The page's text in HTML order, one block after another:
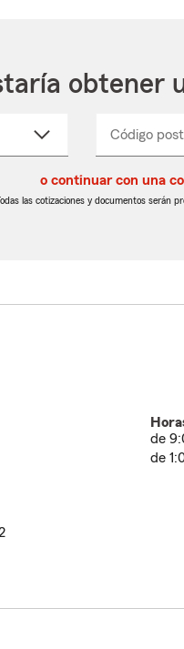
obtener
Código
_____
o continuar con una
las cotizaciones y documentos serán
de
de